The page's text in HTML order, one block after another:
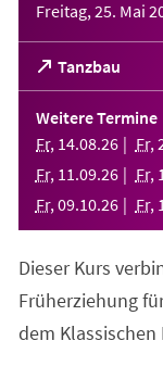
Freitag, 25. Mai
Tanzbau
(Öffnet
in
einem
neuen
Tab)
Weitere Termine
Fr, 14.08.26 Fr,
Fr, 11 .09.26 Fr,
Fr, 09.10.26 Fr,
Dieser Kurs
Früherziehung
dem